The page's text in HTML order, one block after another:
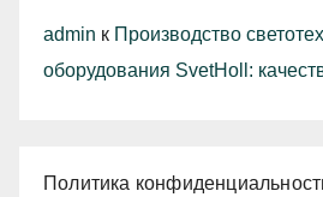
admin к Производство
оборудования SvetHoll:
Политика